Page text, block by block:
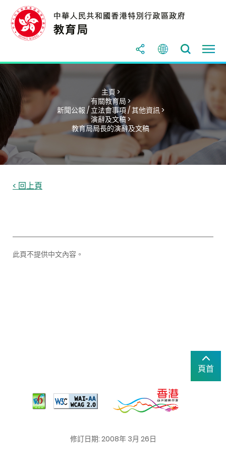
主頁 >
有關教育局 >
新聞公報 / 立法會事項 / 其他資訊 >
演辭及文稿 >
教育局局長的演辭及文稿
< 回上頁
此頁不提供中文內容。
頁首
修訂日期: 2008年 3月 26日